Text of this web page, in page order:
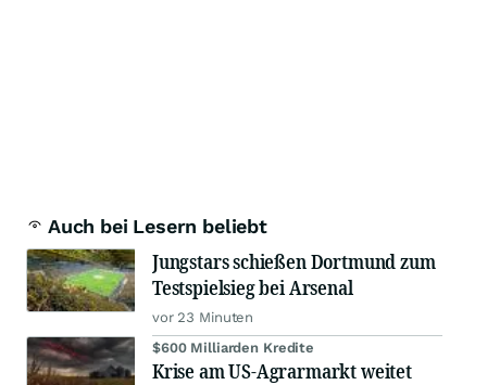
Auch bei Lesern beliebt
Jungstars schießen Dortmund zum
Testspielsieg bei Arsenal
vor 23 Minuten
$600 Milliarden Kredite
Krise am US-Agrarmarkt weitet